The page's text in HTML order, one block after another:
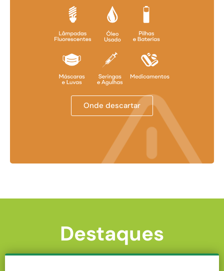
Onde descartar
Destaques